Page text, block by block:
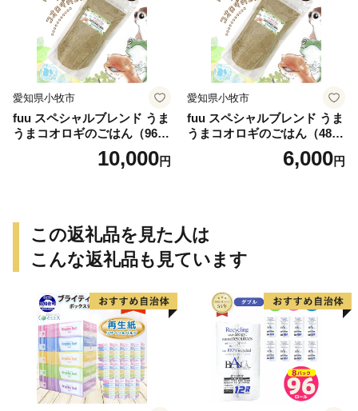
愛知県小牧市
fuu スペシャルブレンド うま
うまコオロギのごはん（960
10,000円
愛知県小牧市
fuu スペシャルブレンド うま
うまコオロギのごはん（480
6,000円
この返礼品を見た人は
こんな返礼品も見ています